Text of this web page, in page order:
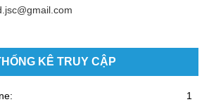
KÊ TRUY CẬP
1